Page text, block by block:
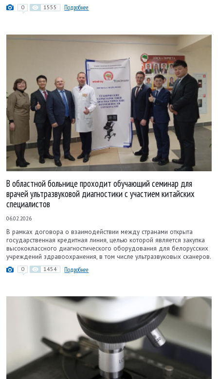
0 1555 Подробнее
В областной больнице проходит обучающий семинар для
врачей ультразвуковой диагностики с участием китайских
специалистов
06.02.2026
В рамках договора о взаимодействии между странами открыта
государственная кредитная линия, целью которой является закупка
высококлассного диагностического оборудования для белорусских
учреждений здравоохранения, в том числе ультразвуковых сканеров.
0 1454 Подробнее